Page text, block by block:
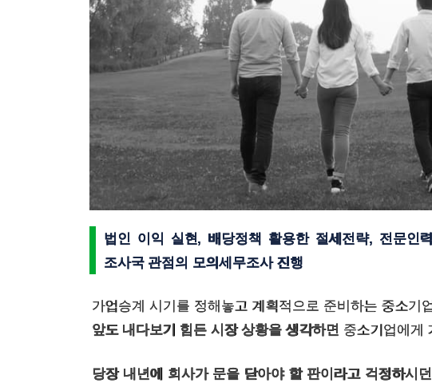
법인 이익 실현, 배당정책 활용한 절세전략, 전문인
조사국 관점의 모의세무조사 진행
가업승계 시기를 정해놓고 계획적으로 준비하는 중소기
앞도 내다보기 힘든 시장 상황을 생각하면 중소기업에게
당장 내년에 회사가 문을 닫아야 할 판이라고 걱정하시